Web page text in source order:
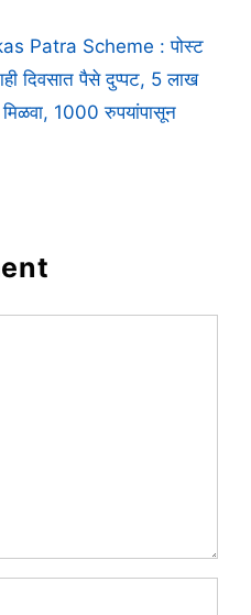
Patra Scheme : पोस्ट
दिवसात पैसे दुप्पट, 5 लाख
1000 रुपयांपासून